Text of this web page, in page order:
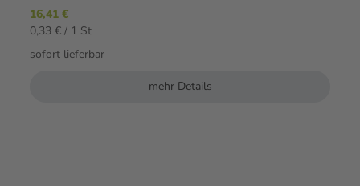
16,41 €
0,33 € / 1 St
sofort lieferbar
mehr Details